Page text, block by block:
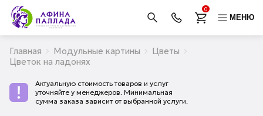
0
МЕНЮ
Главная Модульные картины
Цветы
Цветок на ладонях
Актуальную стоимость товаров и услуг
уточняйте у менеджеров. Минимальная
сумма заказа зависит от выбранной услуги.